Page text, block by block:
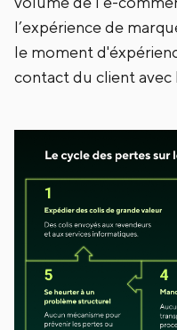
l’expérience de
le moment
contact du client avec